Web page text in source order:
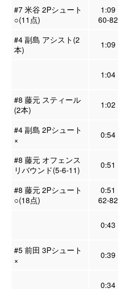
#7 米谷 2Pシュート
○(11点)
1:09
60-82
#4 副島 アシスト(2
本)
1:09
1:04
#8 藤元 スティール
(2本)
1:02
#4 副島 2Pシュート
×
0:54
#8 藤元 オフェンス
リバウンド(5-6-11)
0:51
#8 藤元 2Pシュート
○(18点)
0:51
62-82
0:43
#5 前田 3Pシュート
×
0:39
0:34